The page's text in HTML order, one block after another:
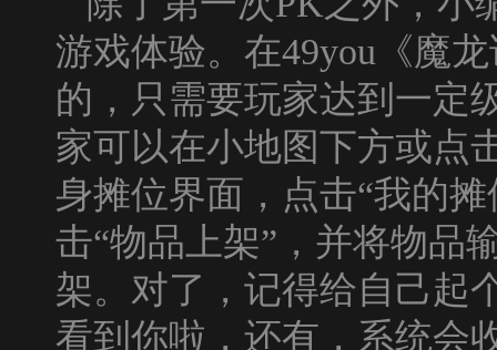
游戏体验。在49you 《魔
的，只需要玩家达到一定
家可以在小地图下方或点
身摊位界面，点击“我的
击“物品上架”，并将物品
架。对了，记得给自己起
看到你啦，还有，系统会